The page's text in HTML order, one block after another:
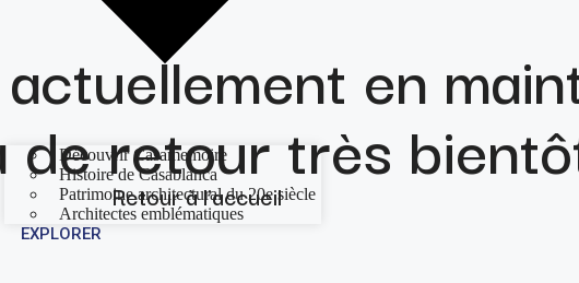
Découvrir Casamemoire
Histoire de Casablanca
Patrimoine architectural du 20e siècle
Architectes emblématiques
EXPLORER
en
de retour très
Retour à l’accueil